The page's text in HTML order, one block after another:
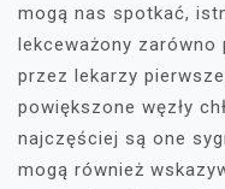
mogą nas spotkać,
lekceważony zarówno
przez lekarzy
powiększone węzły
najczęściej są one
mogą również